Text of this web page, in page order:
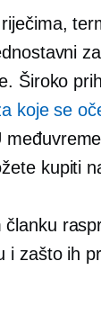
Široko
koje se
kupiti
članku
i zašto ih